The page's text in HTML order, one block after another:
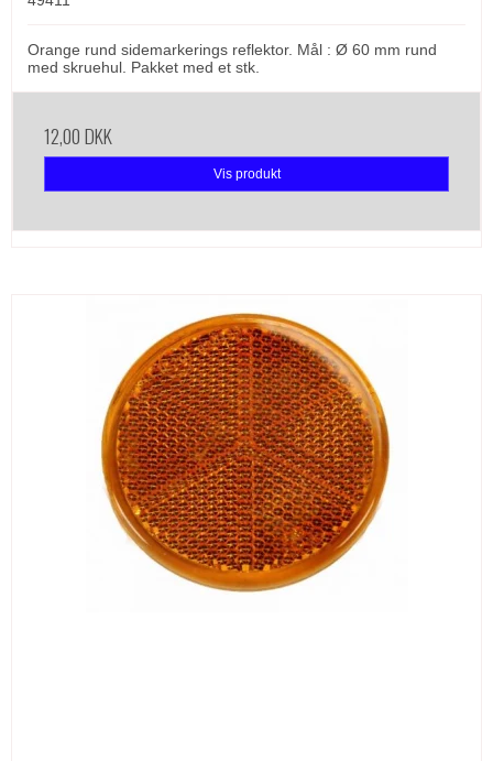
Orange rund sidemarkerings reflektor. Mål : Ø 60 mm rund
med skruehul. Pakket med et stk.
12,00 DKK
Vis produkt